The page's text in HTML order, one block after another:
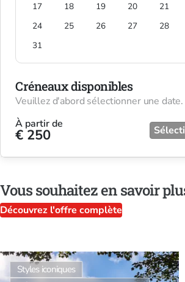
17
18 19 20 21
24
25 26 27 28
31
Créneaux disponibles
Veuillez d'abord sélectionner une date.
À partir de
€ 250
Vous souhaitez en savoir
Découvrez l'offre complète
Styles iconiques